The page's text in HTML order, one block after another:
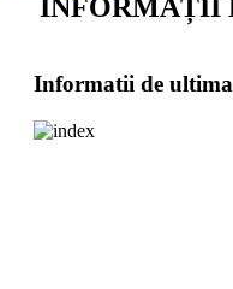
INFORMAȚII
Informatii de